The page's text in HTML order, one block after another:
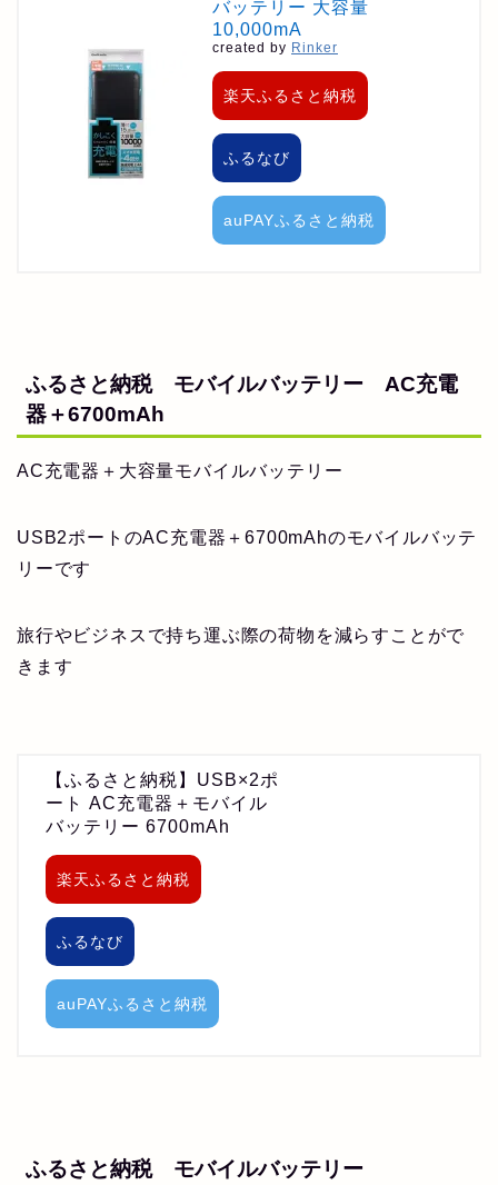
バッテリー 大容量
10,000mA
created by Rinker
楽天ふるさと納税
ふるなび
auPAYふるさと納税
ふるさと納税 モバイルバッテリー AC充電
器＋6700mAh
AC充電器＋大容量モバイルバッテリー
USB2ポートのAC充電器＋6700mAhのモバイルバッテ
リーです
旅行やビジネスで持ち運ぶ際の荷物を減らすことがで
きます
【ふるさと納税】USB×2ポ
ート AC充電器＋モバイル
バッテリー 6700mAh
楽天ふるさと納税
ふるなび
auPAYふるさと納税
ふるさと納税 モバイルバッテリー